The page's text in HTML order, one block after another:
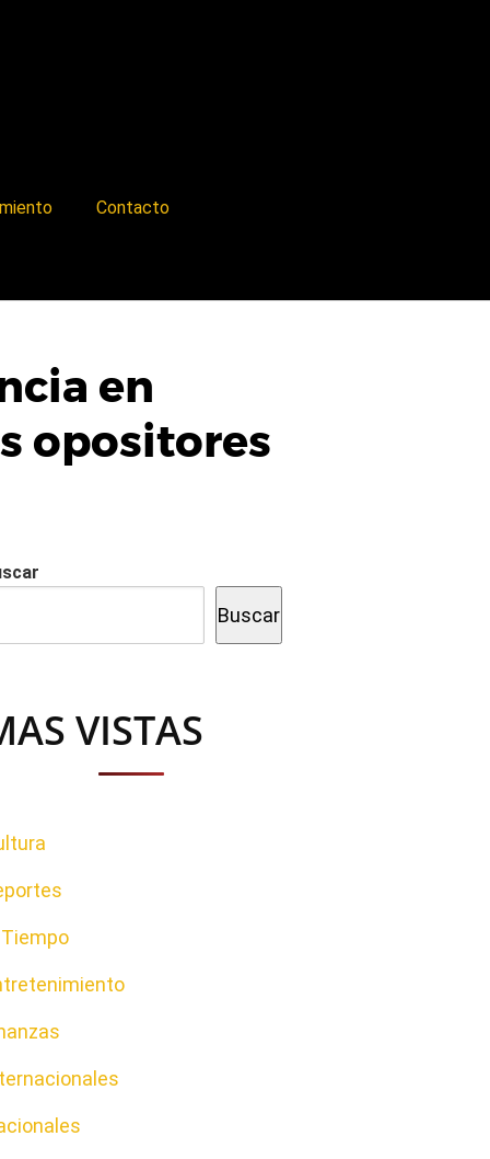
Contacto
en
opositores
Buscar
VISTAS
Tiempo